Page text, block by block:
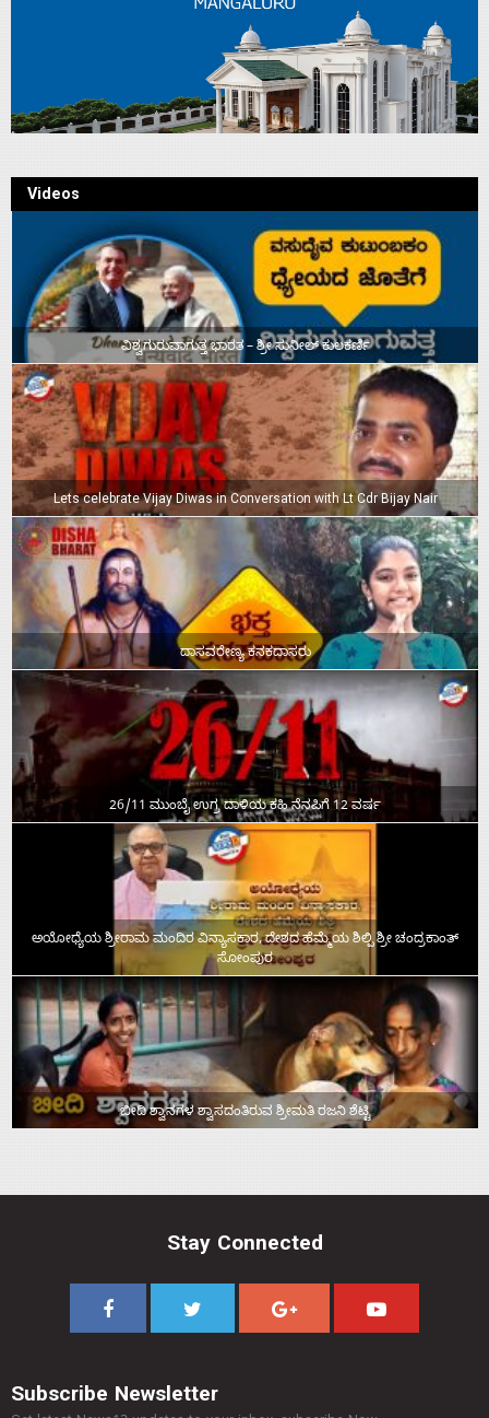
Videos
ವಿಶ್ವಗುರುವಾಗುತ್ತ ಭಾರತ – ಶ್ರೀ ಸುನೀಲ್‌ ಕುಲಕರ್ಣಿ
Lets celebrate Vijay Diwas in Conversation with Lt Cdr Bijay Nair
ದಾಸವರೇಣ್ಯ ಕನಕದಾಸರು
26/11 ಮುಂಬೈ ಉಗ್ರ ದಾಳಿಯ ಕಹಿ ನೆನಪಿಗೆ 12 ವರ್ಷ
ಅಯೋಧ್ಯೆಯ ಶ್ರೀರಾಮ ಮಂದಿರ ವಿನ್ಯಾಸಕಾರ, ದೇಶದ ಹೆಮ್ಮೆಯ ಶಿಲ್ಪಿ ಶ್ರೀ ಚಂದ್ರಕಾಂತ್‌
ಸೋಂಪುರ
ಬೀದಿ ಶ್ವಾನಗಳ ಶ್ವಾಸದಂತಿರುವ ಶ್ರೀಮತಿ ರಜನಿ ಶೆಟ್ಟಿ
Stay Connected
Subscribe Newsletter